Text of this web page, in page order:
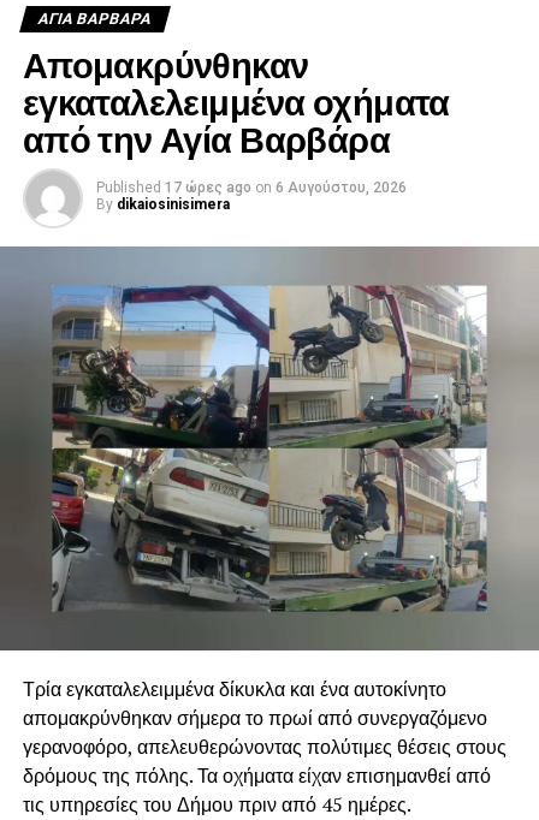
ΑΓΙΑ ΒΑΡΒΑΡΑ
Απομακρύνθηκαν
εγκαταλελειμμένα οχήματα
από την Αγία Βαρβάρα
Published 17 ώρες ago on 6 Αυγούστου, 2026
By dikaiosinisimera
Τρία εγκαταλελειμμένα δίκυκλα και ένα αυτοκίνητο
απομακρύνθηκαν σήμερα το πρωί από συνεργαζόμενο
γερανοφόρο, απελευθερώνοντας πολύτιμες θέσεις στους
δρόμους της πόλης. Τα οχήματα είχαν επισημανθεί από
τις υπηρεσίες του Δήμου πριν από 45 ημέρες.